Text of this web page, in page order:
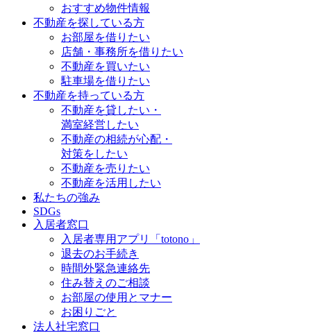
おすすめ物件情報
不動産を探している方
お部屋を借りたい
店舗・事務所を借りたい
不動産を買いたい
駐車場を借りたい
不動産を持っている方
不動産を貸したい・
満室経営したい
不動産の相続が心配・
対策をしたい
不動産を売りたい
不動産を活用したい
私たちの強み
SDGs
入居者窓口
入居者専用アプリ「totono」
退去のお手続き
時間外緊急連絡先
住み替えのご相談
お部屋の使用とマナー
お困りごと
法人社宅窓口